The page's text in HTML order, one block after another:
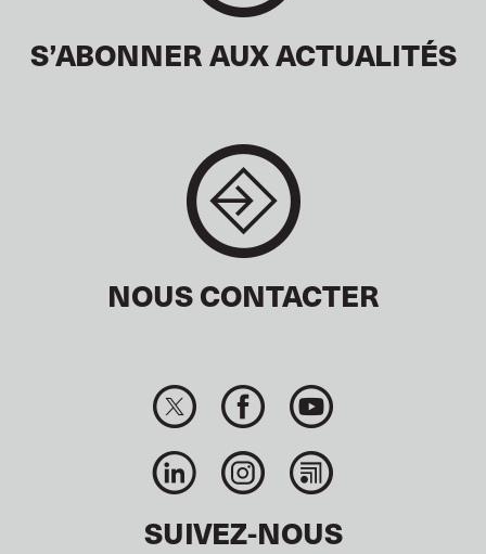
S’ABONNER AUX ACTUALITÉS
NOUS CONTACTER
SUIVEZ-NOUS